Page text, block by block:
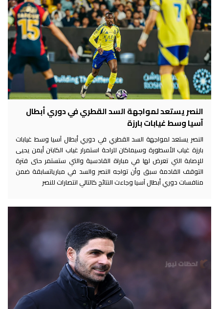
النصر يستعد لمواجهة السد القطري في دوري أبطال
آسيا وسط غيابات بارزة
النصر يستعد لمواجهة السد القطري في دوري أبطال آسيا وسط غيابات
بارزة غياب الأسطورة وسيماكان للراحة استمرار غياب الكابتن أيمن يحيى
للإصابة التي تعرض لها في مباراة القادسية والتي ستستمر حتى فترة
التوقف القادمة سبق وأن تواجه النصر والسد في مبارياتسابقة ضمن
منافسات دوري أبطال آسيا وجاءت النتائج كالتالي انتصارات للنصر